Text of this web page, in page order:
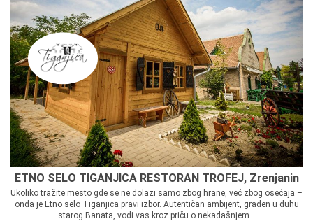
ETNO SELO TIGANJICA RESTORAN TROFEJ, Zrenjanin
Ukoliko tražite mesto gde se ne dolazi samo zbog hrane, već zbog osećaja –
onda je Etno selo Tiganjica pravi izbor. Autentičan ambijent, građen u duhu
starog Banata, vodi vas kroz priču o nekadašnjem...